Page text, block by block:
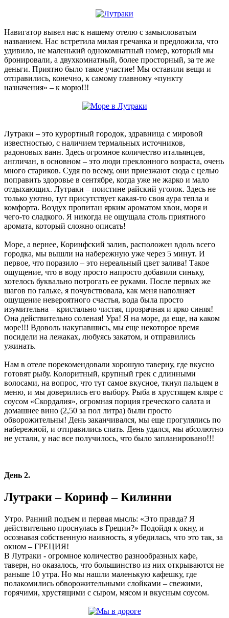
Навигатор вывел нас к нашему отелю с замысловатым
названием. Нас встретила милая гречанка и предложила, что
удивило, не маленький однокомнатный номер, который мы
бронировали, а двухкомнатный, более просторный, за те же
деньги. Приятно было такое участие! Мы оставили вещи и
отправились, конечно, к самому главному «пункту
назначения» – к морю!!!
Лутраки – это курортный городок, здравница с мировой
известностью, с наличием термальных источников,
радоновых ванн. Здесь огромное количество итальянцев,
англичан, в основном – это люди преклонного возраста, очень
много стариков. Судя по всему, они приезжают сюда с целью
поправить здоровье в сентябре, когда уже не жарко и мало
отдыхающих. Лутраки – поистине райский уголок. Здесь не
только уютно, тут присутствует какая-то своя аура тепла и
комфорта. Воздух пропитан ярким ароматом хвои, моря и
чего-то сладкого. Я никогда не ощущала столь приятного
аромата, который сложно описать!
Море, а вернее, Коринфский залив, расположен вдоль всего
городка, мы вышли на набережную уже через 5 минут. И
первое, что поразило – это нереальный цвет залива! Такое
ощущение, что в воду просто напросто добавили синьку,
хотелось буквально потрогать ее руками. После первых же
шагов по гальке, я почувствовала, как меня наполняет
ощущение невероятного счастья, вода была просто
изумительна – кристально чистая, прозрачная и ярко синяя!
Она действительно соленая! Ура! Я на море, да еще, на каком
море!!! Вдоволь накупавшись, мы еще некоторое время
посидели на лежаках, любуясь закатом, и отправились
ужинать.
Нам в отеле порекомендовали хорошую таверну, где вкусно
готовят рыбу. Колоритный, крупный грек с длинными
волосами, на вопрос, что тут самое вкусное, ткнул пальцем в
меню, и мы доверились его выбору. Рыба в хрустящем кляре с
соусом «Скордалия», огромная порция греческого салата и
домашнее вино (2,50 за пол литра) были просто
обворожительны! День заканчивался, мы еще прогулялись по
набережной, и отправились спать. День удался, мы абсолютно
не устали, у нас все получилось, что было запланировано!!!
День 2.
Лутраки – Коринф – Килинни
Утро. Ранний подъем и первая мысль: «Это правда? Я
действительно проснулась в Греции?» Подойдя к окну, и
осознавая собственную наивность, я убедилась, что это так, за
окном – ГРЕЦИЯ!
В Лутраки - огромное количество разнообразных кафе,
таверн, но оказалось, что большинство из них открываются не
раньше 10 утра. Но мы нашли маленькую кафешку, где
полакомились обворожительными слойками – свежими,
горячими, хрустящими с сыром, мясом и вкусным соусом.